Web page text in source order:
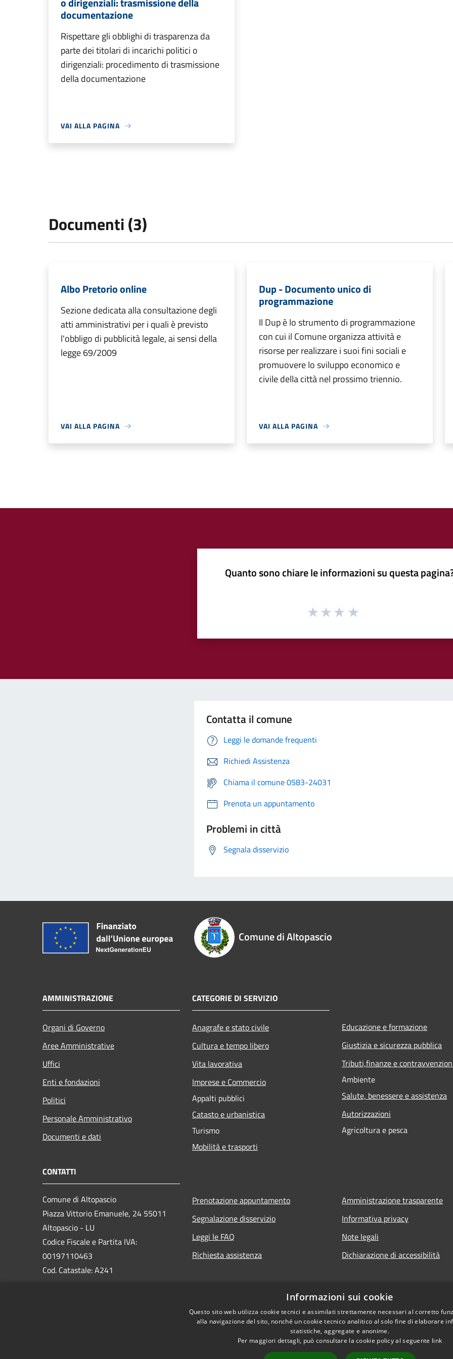
documentazione
Rispettare gli obblighi di trasparenza da
parte dei titolari di incarichi politici o
dirigenziali: procedimento di trasmissione
della documentazione
VAI ALLA PAGINA
Documenti (3)
Albo Pretorio online
Sezione dedicata alla consultazione degli
atti amministrativi per i quali è previsto
l'obbligo di pubblicità legale, ai sensi della
legge 69/2009
VAI ALLA PAGINA
Dup - Documento unico di
programmazione
Il Dup è lo strumento di programmazione
con cui il Comune organizza attività e
risorse per realizzare i suoi fini sociali e
promuovere lo sviluppo economico e
civile della città nel prossimo triennio.
VAI ALLA PAGINA
Quanto sono chiare le informazioni su questa
Contatta il comune
Leggi le domande frequenti
Richiedi Assistenza
Chiama il comune 0583-24031
Prenota un appuntamento
Problemi in città
Segnala disservizio
Comune di Altopascio
AMMINISTRAZIONE
Organi di Governo
Aree Amministrative
Uffici
Enti e fondazioni
Politici
Personale Amministrativo
Documenti e dati
CATEGORIE DI SERVIZIO
Anagrafe e stato civile
Cultura e tempo libero
Vita lavorativa
Imprese e Commercio
Appalti pubblici
Catasto e urbanistica
Turismo
Mobilità e trasporti
Educazione e formazione
Giustizia e sicurezza pubblica
Tributi,finanze e
Ambiente
Salute, benessere e assistenza
Autorizzazioni
Agricoltura e pesca
CONTATTI
Comune di Altopascio
Piazza Vittorio Emanuele, 24 55011
Altopascio - LU
Codice Fiscale e Partita IVA:
00197110463
Cod. Catastale: A241
Prenotazione appuntamento
Segnalazione disservizio
Leggi le FAQ
Richiesta assistenza
Amministrazione trasparente
Informativa privacy
Note legali
Dichiarazione di accessibilità
Informazioni sui cookie
Questo sito web utilizza cookie tecnici e assimilati strettamente necessari al corretto
alla navigazione del sito, nonché un cookie tecnico analitico al solo fine di elaborare
statistiche, aggregate e anonime.
Per maggiori dettagli, può consultare la cookie policy al seguente link